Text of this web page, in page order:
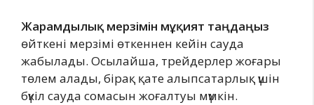
Жарамдылық мерзімін мұқият таңдаңыз
өйткені мерзімі өткеннен кейін сауда
жабылады. Осылайша, трейдерлер жоғары
төлем алады, бірақ қате алыпсатарлық үшін
бүкіл сауда сомасын жоғалтуы мүмкін.